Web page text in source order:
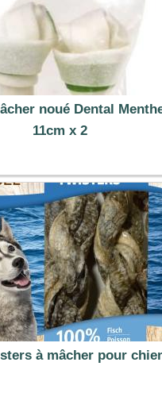
noué Dental
11cm x 2
3.59 €
à mâcher pour